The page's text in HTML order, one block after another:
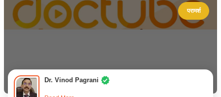
परामर्श
Dr. Vinod Pagrani